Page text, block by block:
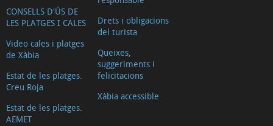
CONSELLS D'ÚS DE
LES PLATGES I CALES
Video cales i platges
de Xàbia
Estat de les platges.
Creu Roja
Estat de les platges.
AEMET
Drets i obligacions
del turista
Queixes,
suggeriments i
felicitacions
Xàbia accessible